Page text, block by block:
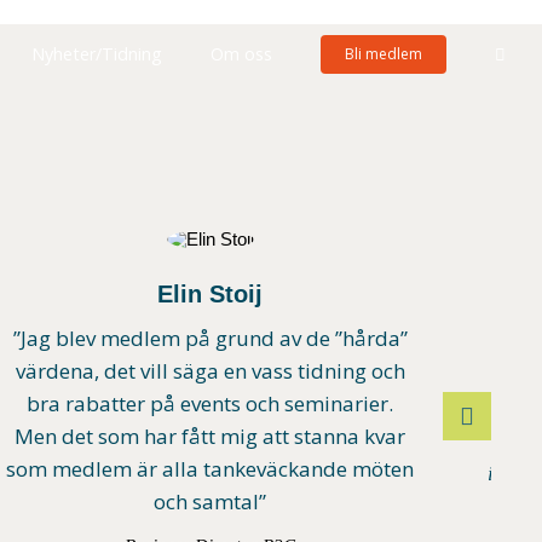
Bli medlem
Elin Stoij
”Jag blev medlem på grund av de ”hårda”
värdena, det vill säga en vass tidning och
bra rabatter på events och seminarier.
Men det som har fått mig att stanna kvar
som medlem är alla tankeväckande möten
och samtal”